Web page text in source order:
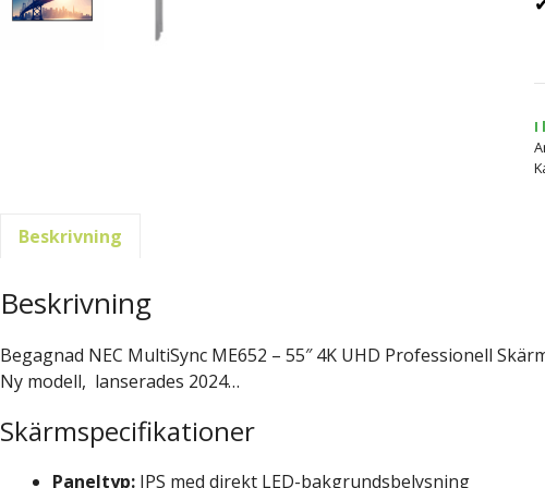
I
Beskrivning
Beskrivning
Begagnad NEC MultiSync ME652 – 55″ 4K UHD Professionell
Ny modell, lanserades 2024…
Skärmspecifikationer
Paneltyp: IPS med direkt LED-bakgrundsbelysning